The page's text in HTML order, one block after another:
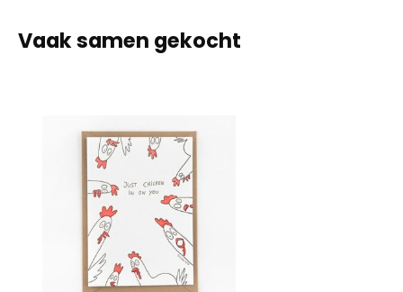
Vaak samen gekocht